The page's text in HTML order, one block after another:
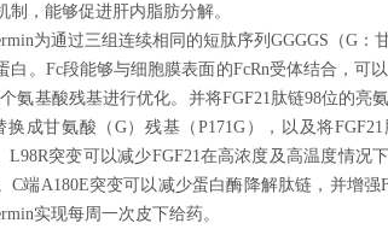
制，能够促进肝内脂肪分解。
为通过三组连续相同的短肽序列GGGGS（G
白。Fc段能够与细胞膜表面的FcRn受体结合，可
个氨基酸残基进行优化。并将FGF21肽链98位的
换成甘氨酸（G）残基（P171G），以及将
L98R突变可以减少FGF21在高浓度及高温度情况
C端A180E突变可以减少蛋白酶降解肽链，并增
实现每周一次皮下给药。